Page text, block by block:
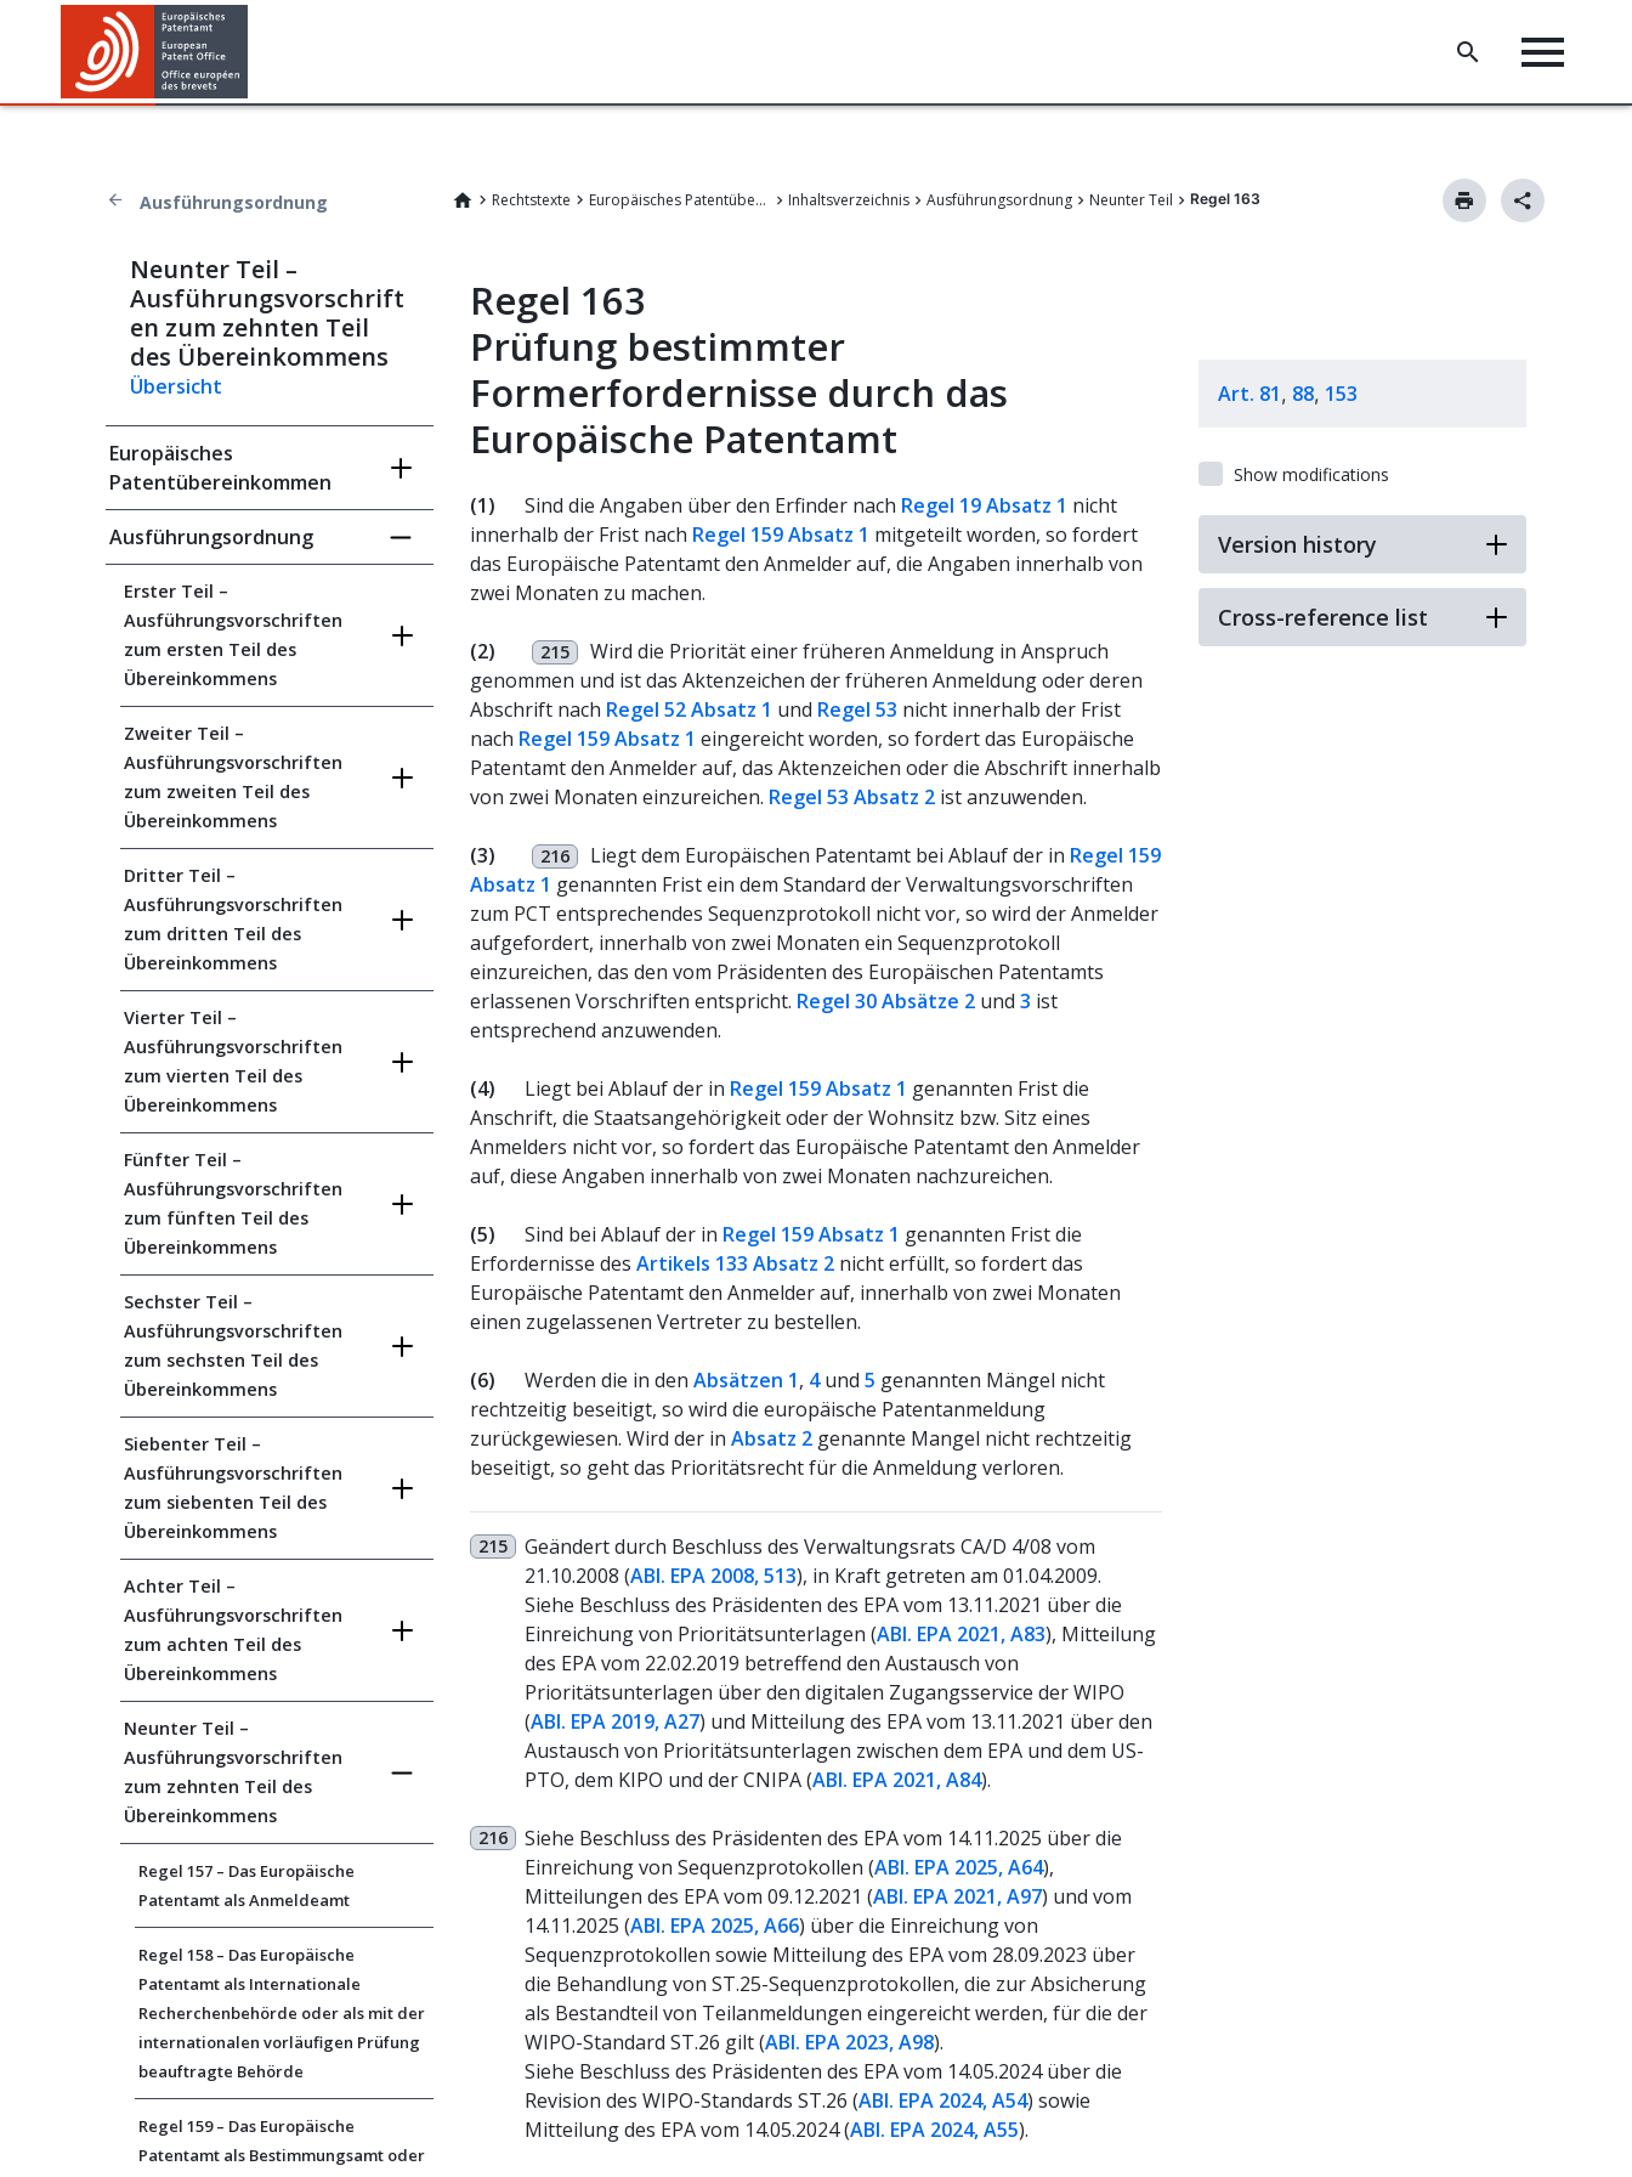
Ausführungsordnung Rechtstexte Europäisches Patentübereinkommen Inhaltsverzeichnis Ausführungsordnung Neunter Teil Regel 163
Neunter Teil –
Ausführungsvorschrift
en zum zehnten Teil
des Übereinkommens
Übersicht
Europäisches
Patentübereinkommen
Ausführungsordnung
Erster Teil –
Ausführungsvorschriften
zum ersten Teil des
Übereinkommens
Zweiter Teil –
Ausführungsvorschriften
zum zweiten Teil des
Übereinkommens
Dritter Teil –
Ausführungsvorschriften
zum dritten Teil des
Übereinkommens
Vierter Teil –
Ausführungsvorschriften
zum vierten Teil des
Übereinkommens
Fünfter Teil –
Ausführungsvorschriften
zum fünften Teil des
Übereinkommens
Sechster Teil –
Ausführungsvorschriften
zum sechsten Teil des
Übereinkommens
Siebenter Teil –
Ausführungsvorschriften
zum siebenten Teil des
Übereinkommens
Achter Teil –
Ausführungsvorschriften
zum achten Teil des
Übereinkommens
Neunter Teil –
Ausführungsvorschriften
zum zehnten Teil des
Übereinkommens
Regel 157 – Das Europäische
Patentamt als Anmeldeamt
Regel 158 – Das Europäische
Patentamt als Internationale
Recherchenbehörde oder als mit der
internationalen vorläufigen Prüfung
beauftragte Behörde
Regel 159 – Das Europäische
Patentamt als Bestimmungsamt oder
Regel 163
Prüfung bestimmter
Formerfordernisse durch das
Europäische Patentamt
(1) Sind die Angaben über den Erfinder nach Regel 19 Absatz 1 nicht
innerhalb der Frist nach Regel 159 Absatz 1 mitgeteilt worden, so fordert
das Europäische Patentamt den Anmelder auf, die Angaben innerhalb von
zwei Monaten zu machen.
(2) 215
Wird die Priorität einer früheren Anmeldung in Anspruch
genommen und ist das Aktenzeichen der früheren Anmeldung oder deren
Abschrift nach Regel 52 Absatz 1 und Regel 53 nicht innerhalb der Frist
nach Regel 159 Absatz 1 eingereicht worden, so fordert das Europäische
Patentamt den Anmelder auf, das Aktenzeichen oder die Abschrift innerhalb
von zwei Monaten einzureichen. Regel 53 Absatz 2 ist anzuwenden.
(3) 216 Liegt dem Europäischen Patentamt bei Ablauf der in Regel 159
Absatz 1 genannten Frist ein dem Standard der Verwaltungsvorschriften
zum PCT entsprechendes Sequenzprotokoll nicht vor, so wird der Anmelder
aufgefordert, innerhalb von zwei Monaten ein Sequenzprotokoll
einzureichen, das den vom Präsidenten des Europäischen Patentamts
erlassenen Vorschriften entspricht. Regel 30 Absätze 2 und 3 ist
entsprechend anzuwenden.
(4) Liegt bei Ablauf der in Regel 159 Absatz 1 genannten Frist die
Anschrift, die Staatsangehörigkeit oder der Wohnsitz bzw. Sitz eines
Anmelders nicht vor, so fordert das Europäische Patentamt den Anmelder
auf, diese Angaben innerhalb von zwei Monaten nachzureichen.
(5) Sind bei Ablauf der in Regel 159 Absatz 1 genannten Frist die
Erfordernisse des Artikels 133 Absatz 2 nicht erfüllt, so fordert das
Europäische Patentamt den Anmelder auf, innerhalb von zwei Monaten
einen zugelassenen Vertreter zu bestellen.
(6) Werden die in den Absätzen 1, 4und 5 genannten Mängel nicht
rechtzeitig beseitigt, so wird die europäische Patentanmeldung
zurückgewiesen. Wird der in Absatz 2 genannte Mangel nicht rechtzeitig
beseitigt, so geht das Prioritätsrecht für die Anmeldung verloren.
215
Geändert durch Beschluss des Verwaltungsrats CA/D 4/08 vom
21.10.2008 (ABl. EPA 2008, 513), in Kraft getreten am 01.04.2009.
Siehe Beschluss des Präsidenten des EPA vom 13.11.2021 über die
Einreichung von Prioritätsunterlagen (ABl. EPA 2021, A83), Mitteilung
des EPA vom 22.02.2019 betreffend den Austausch von
Prioritätsunterlagen über den digitalen Zugangsservice der WIPO
(ABl. EPA 2019, A27) und Mitteilung des EPA vom 13.11.2021 über den
Austausch von Prioritätsunterlagen zwischen dem EPA und dem US-
PTO, dem KIPO und der CNIPA (ABl. EPA 2021, A84).
216 Siehe Beschluss des Präsidenten des EPA vom 14.11.2025 über die
Einreichung von Sequenzprotokollen (ABl. EPA 2025, A64),
Mitteilungen des EPA vom 09.12.2021 (ABl. EPA 2021, A97) und vom
14.11.2025 (ABl. EPA 2025, A66) über die Einreichung von
Sequenzprotokollen sowie Mitteilung des EPA vom 28.09.2023 über
die Behandlung von ST.25-Sequenzprotokollen, die zur Absicherung
als Bestandteil von Teilanmeldungen eingereicht werden, für die der
WIPO-Standard ST.26 gilt (ABl. EPA 2023, A98).
Siehe Beschluss des Präsidenten des EPA vom 14.05.2024 über die
Revision des WIPO-Standards ST.26 (ABl. EPA 2024, A54) sowie
Mitteilung des EPA vom 14.05.2024 (ABl. EPA 2024, A55).
Art. 81 , 88, 153
Show modifications
Version history
Cross-reference list